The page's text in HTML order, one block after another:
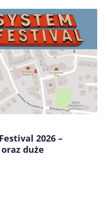
tej przeglądarce podczas
2026 –
duże